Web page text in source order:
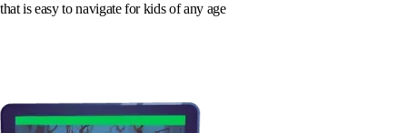
that is easy to navigate for kids of any age